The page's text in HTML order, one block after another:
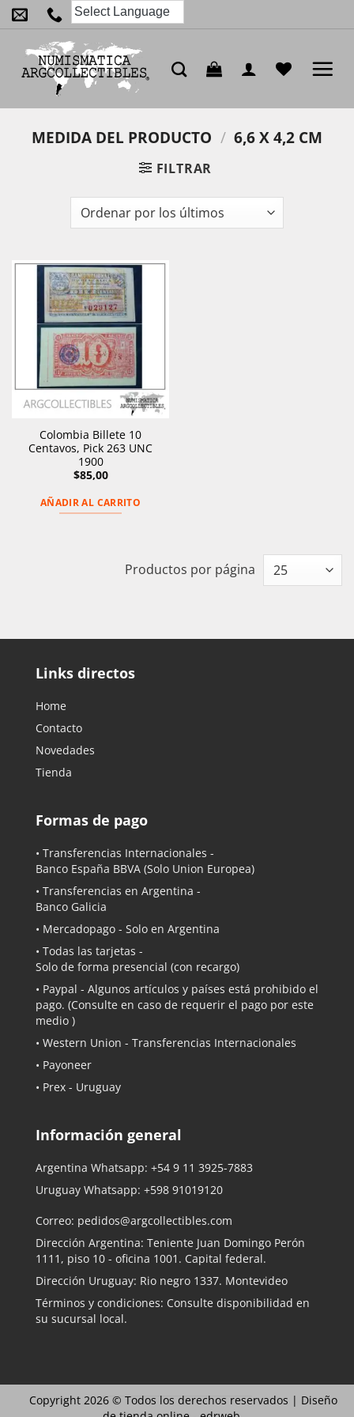
Saltar
al
contenido
MEDIDA DEL PRODUCTO / 6,6 X 4,2 CM
FILTRAR
Colombia Billete 10
Centavos, Pick 263 UNC
1900
$85,00
AÑADIR AL CARRITO
Productos por página
Links directos
Home
Contacto
Novedades
Tienda
Formas de pago
• Transferencias Internacionales -
Banco España BBVA (Solo Union Europea)
• Transferencias en Argentina -
Banco Galicia
• Mercadopago - Solo en Argentina
• Todas las tarjetas -
Solo de forma presencial (con recargo)
• Paypal - Algunos artículos y países está prohibido el
pago. (Consulte en caso de requerir el pago por este
medio )
• Western Union - Transferencias Internacionales
• Payoneer
• Prex - Uruguay
Información general
Argentina Whatsapp: +54 9 11 3925-7883
Uruguay Whatsapp: +598 91019120
Correo: pedidos@argcollectibles.com
Dirección Argentina: Teniente Juan Domingo Perón
1111, piso 10 - oficina 1001. Capital federal.
Dirección Uruguay: Rio negro 1337. Montevideo
Términos y condiciones: Consulte disponibilidad en
su sucursal local.
Copyright 2026 © Todos los derechos reservados | Diseño